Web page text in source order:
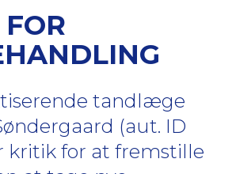
tandlæge
(aut. ID
kritik for at fremstille